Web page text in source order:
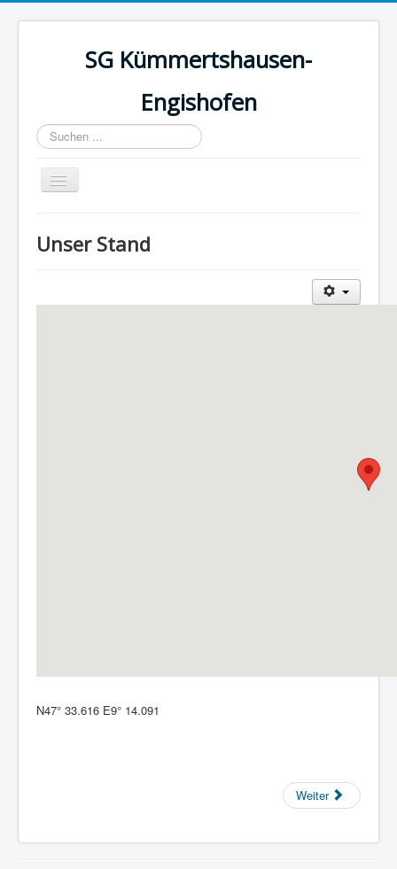
SG Kümmertshausen-
Engishofen
Suchen
...
Navigation
an/aus
Verein
Unser Stand
N47° 33.616 E9° 14.091
Weiter